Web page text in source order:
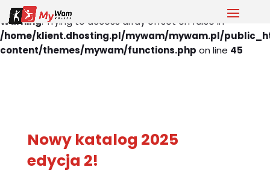
Warning: Trying to access array offset on false in
/home/klient.dhosting.pl/mywam/mywam.pl/
content/themes/mywam/functions.php on line 45
Nowy katalog 2025
edycja 2!